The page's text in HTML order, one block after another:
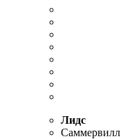
Лидс
Саммервилл